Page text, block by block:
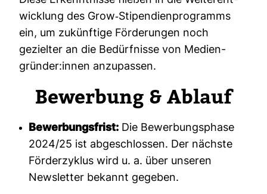
wick­lung des Grow-​Sti­pen­di­en­pro­gramms
ein, um zukünf­tige För­de­rungen noch
gezielter an die Bedürf­nisse von Medi­en­
gründer:innen anzu­passen.
Bewer­bung & Ablauf
Bewerbungsfrist: Die Bewerbungsphase
2024/25 ist abgeschlossen. Der nächste
Förderzyklus wird u. a. über unseren
Newsletter bekannt gegeben.